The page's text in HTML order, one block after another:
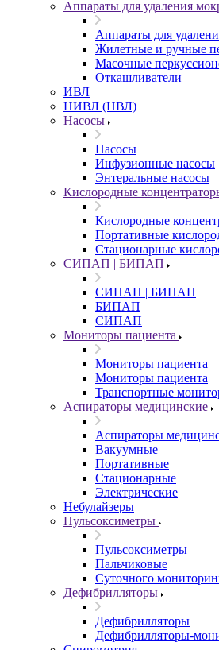
Аппараты для удаления
Аппараты для
Жилетные и ручные
Масочные
Откашливатели
ИВЛ
НИВЛ (НВЛ)
Насосы
Насосы
Инфузионные насосы
Энтеральные насосы
Кислородные
Кислородные
Портативные
Стационарные
СИПАП | БИПАП
СИПАП | БИПАП
БИПАП
СИПАП
Мониторы пациента
Мониторы пациента
Мониторы пациента
Транспортные
Аспираторы медицинские
Аспираторы
Вакуумные
Портативные
Стационарные
Электрические
Небулайзеры
Пульсоксиметры
Пульсоксиметры
Пальчиковые
Суточного
Дефибрилляторы
Дефибрилляторы
Дефибрилляторы-